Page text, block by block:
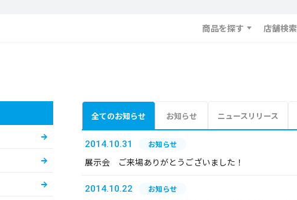
商品を探す 店舗検索
全てのお知らせ お知らせ ニュースリリース
2014.10.31 お知らせ
展示会 ご来場ありがとうございました！
2014.10.22 お知らせ